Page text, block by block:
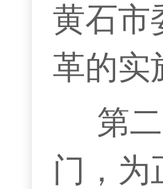
黄石市
革的实
第
门，为